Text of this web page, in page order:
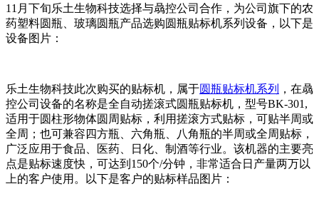
11月下旬乐土生物科技选择与骉控公司合作，为公司旗下的农
药塑料圆瓶、玻璃圆瓶产品选购圆瓶贴标机系列设备，以下是
设备图片：
乐土生物科技此次购买的贴标机，属于圆瓶贴标机系列
，在骉
控公司设备的名称是全自动搓滚式圆瓶贴标机，型号BK-301,
适用于圆柱形物体圆周贴标，利用搓滚方式贴标，可贴半周或
全周；也可兼容四方瓶、六角瓶、八角瓶的半周或全周贴标，
广泛应用于食品、医药、日化、制酒等行业。该机器的主要亮
点是贴标速度快，可达到150个/分钟，非常适合日产量两万以
上的客户使用。以下是客户的贴标样品图片：